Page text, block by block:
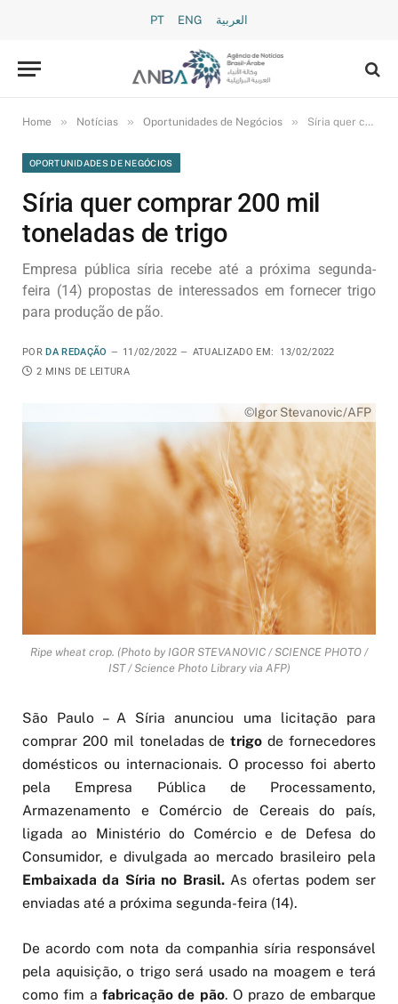
PT ENG العربية
Home » Notícias » Oportunidades de Negócios » Síria quer comprar 200 mil toneladas de trigo
OPORTUNIDADES DE NEGÓCIOS
Síria quer comprar 200 mil
toneladas de trigo
Empresa pública síria recebe até a próxima segunda-
feira (14) propostas de interessados em fornecer trigo
para produção de pão.
POR DA REDAÇÃO 11/02/2022 ATUALIZADO EM:
13/02/2022
2 MINS DE LEITURA
©Igor Stevanovic/AFP
Ripe wheat crop. (Photo by IGOR STEVANOVIC / SCIENCE PHOTO /
IST / Science Photo Library via AFP)
São Paulo – A Síria anunciou uma licitação para
comprar 200 mil toneladas detrigo de fornecedores
domésticos ou internacionais. O processo foi aberto
pela Empresa Pública de Processamento,
Armazenamento e Comércio de Cereais do país,
ligada ao Ministério do Comércio e de Defesa do
Consumidor, e divulgada ao mercado brasileiro pela
Embaixada da Síria no Brasil.As ofertas podem ser
enviadas até a próxima segunda-feira (14).
De acordo com nota da companhia síria responsável
pela aquisição, o trigo será usado na moagem e terá
como fim a fabricação de pão. O prazo de embarque